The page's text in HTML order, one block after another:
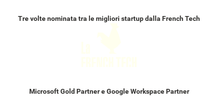
Tre volte nominata tra le migliori startup dalla French Tech
Microsoft Gold Partner e Google Workspace Partner